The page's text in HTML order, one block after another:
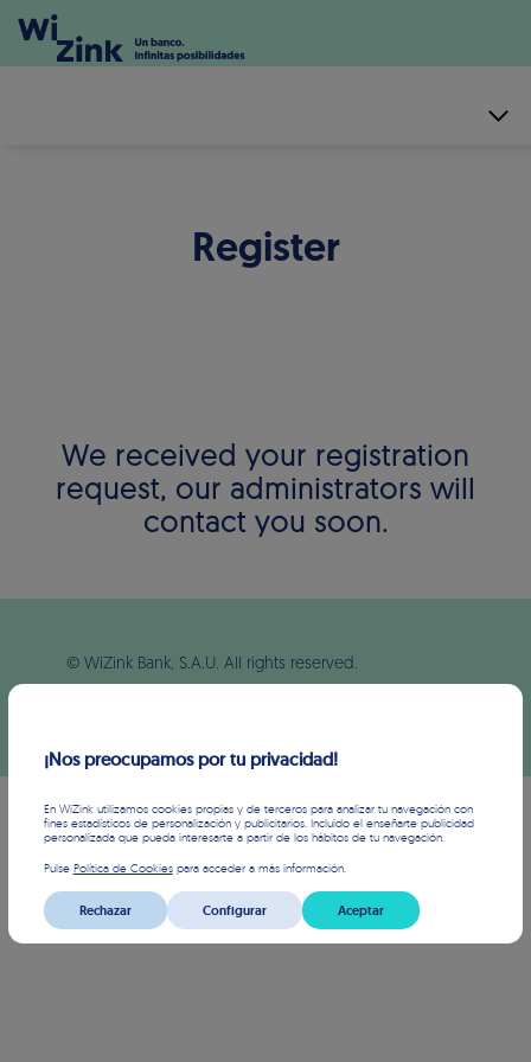
Register
We received your registration
request, our administrators will
contact you soon.
© WiZink Bank, S.A.U. All rights reserved.
¡Nos preocupamos por tu privacidad!
En WiZink utilizamos cookies propias y de terceros para analizar tu navegación con
fines estadísticos de personalización y publicitarios. Incluido el enseñarte publicidad
personalizada que pueda interesarte a partir de los hábitos de tu navegación.
Pulse Política de Cookiespara acceder a más información.
Rechazar Configurar Aceptar